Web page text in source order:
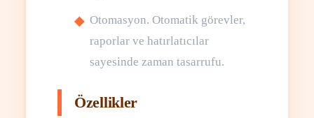
Otomasyon. Otomatik görevler,
raporlar ve hatırlatıcılar
sayesinde zaman tasarrufu.
Özellikler